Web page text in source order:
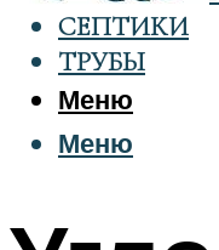
СЕПТИКИ
ТРУБЫ
Меню
Меню